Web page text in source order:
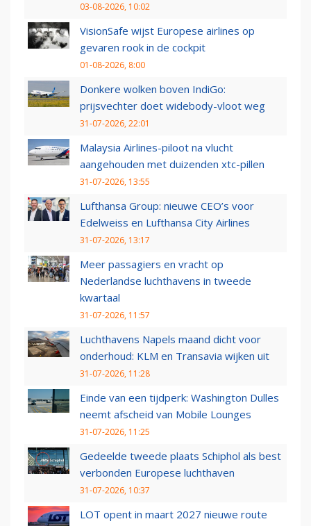
03-08-2026, 10:02
VisionSafe wijst Europese airlines op
gevaren rook in de cockpit
01-08-2026, 8:00
Donkere wolken boven IndiGo:
prijsvechter doet widebody-vloot weg
31-07-2026, 22:01
Malaysia Airlines-piloot na vlucht
aangehouden met duizenden xtc-pillen
31-07-2026, 13:55
Lufthansa Group: nieuwe CEO’s voor
Edelweiss en Lufthansa City Airlines
31-07-2026, 13:17
Meer passagiers en vracht op
Nederlandse luchthavens in tweede
kwartaal
31-07-2026, 11:57
Luchthavens Napels maand dicht voor
onderhoud: KLM en Transavia wijken uit
31-07-2026, 11:28
Einde van een tijdperk: Washington Dulles
neemt afscheid van Mobile Lounges
31-07-2026, 11:25
Gedeelde tweede plaats Schiphol als best
verbonden Europese luchthaven
31-07-2026, 10:37
LOT opent in maart 2027 nieuwe route